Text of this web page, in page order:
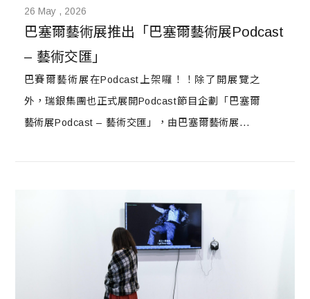
26 May , 2026
巴塞爾藝術展推出「巴塞爾藝術展Podcast
– 藝術交匯」
巴賽爾藝術展在Podcast上架囉！！除了開展覽之
外，瑞銀集團也正式展開Podcast節目企劃「巴塞爾
藝術展Podcast – 藝術交匯」，由巴塞爾藝術展全球
當今藝術景觀的趨勢和話題。